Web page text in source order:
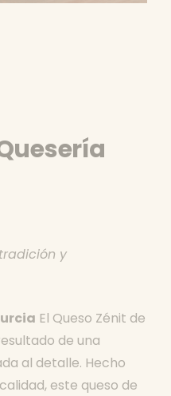
y
El Queso Zénit de
de una
al detalle. Hecho
este queso de